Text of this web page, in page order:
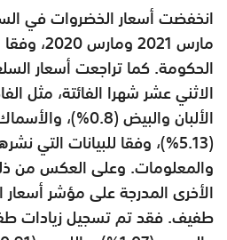
مارس 2021
الحكومة. كما تراجعت أسعار
الألبان والبيض
(5.13%)، وفقا للبيانات التي
والمعلومات. وعلى العكس من
الأخرى المدرجة على مؤشر
طفيف. فقد تم تسجيل زيادات